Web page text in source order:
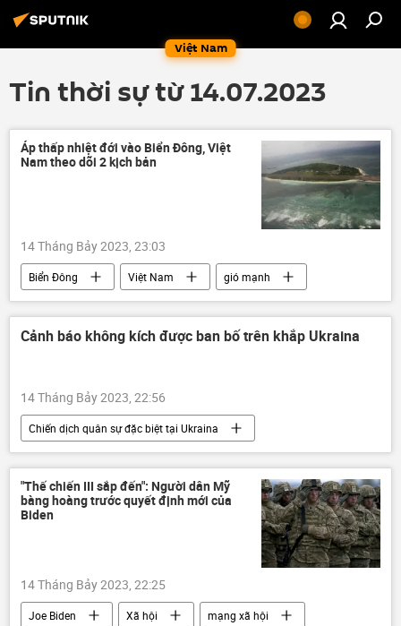
Việt Nam
Tin thời sự từ 14.07.2023
Áp thấp nhiệt đới vào Biển Đông, Việt
Nam theo dõi 2 kịch bản
14 Tháng Bảy 2023, 23:03
Biển Đông Việt Nam
gió mạnh
mưa
Thời tiết cơn bão
Cảnh báo không kích được ban bố trên khắp Ukraina
14 Tháng Bảy 2023, 22:56
Chiến dịch quân sự đặc biệt tại Ukraina
Ukraina
Cuộc khủng hoảng ở Ukraina
xung đột quân sự
Quân sự
LNR
Sáp nhập DNR, LNR, Zaporozhye và Kherson vào Nga
"Thế chiến III sắp đến": Người dân Mỹ
bàng hoàng trước quyết định mới của
Biden
14 Tháng Bảy 2023, 22:25
Joe Biden Xã hội
mạng xã hội